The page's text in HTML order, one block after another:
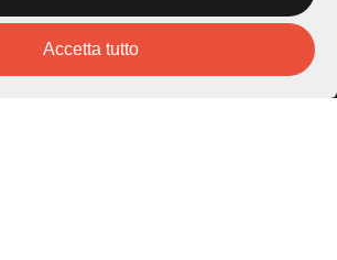
Accetta tutto